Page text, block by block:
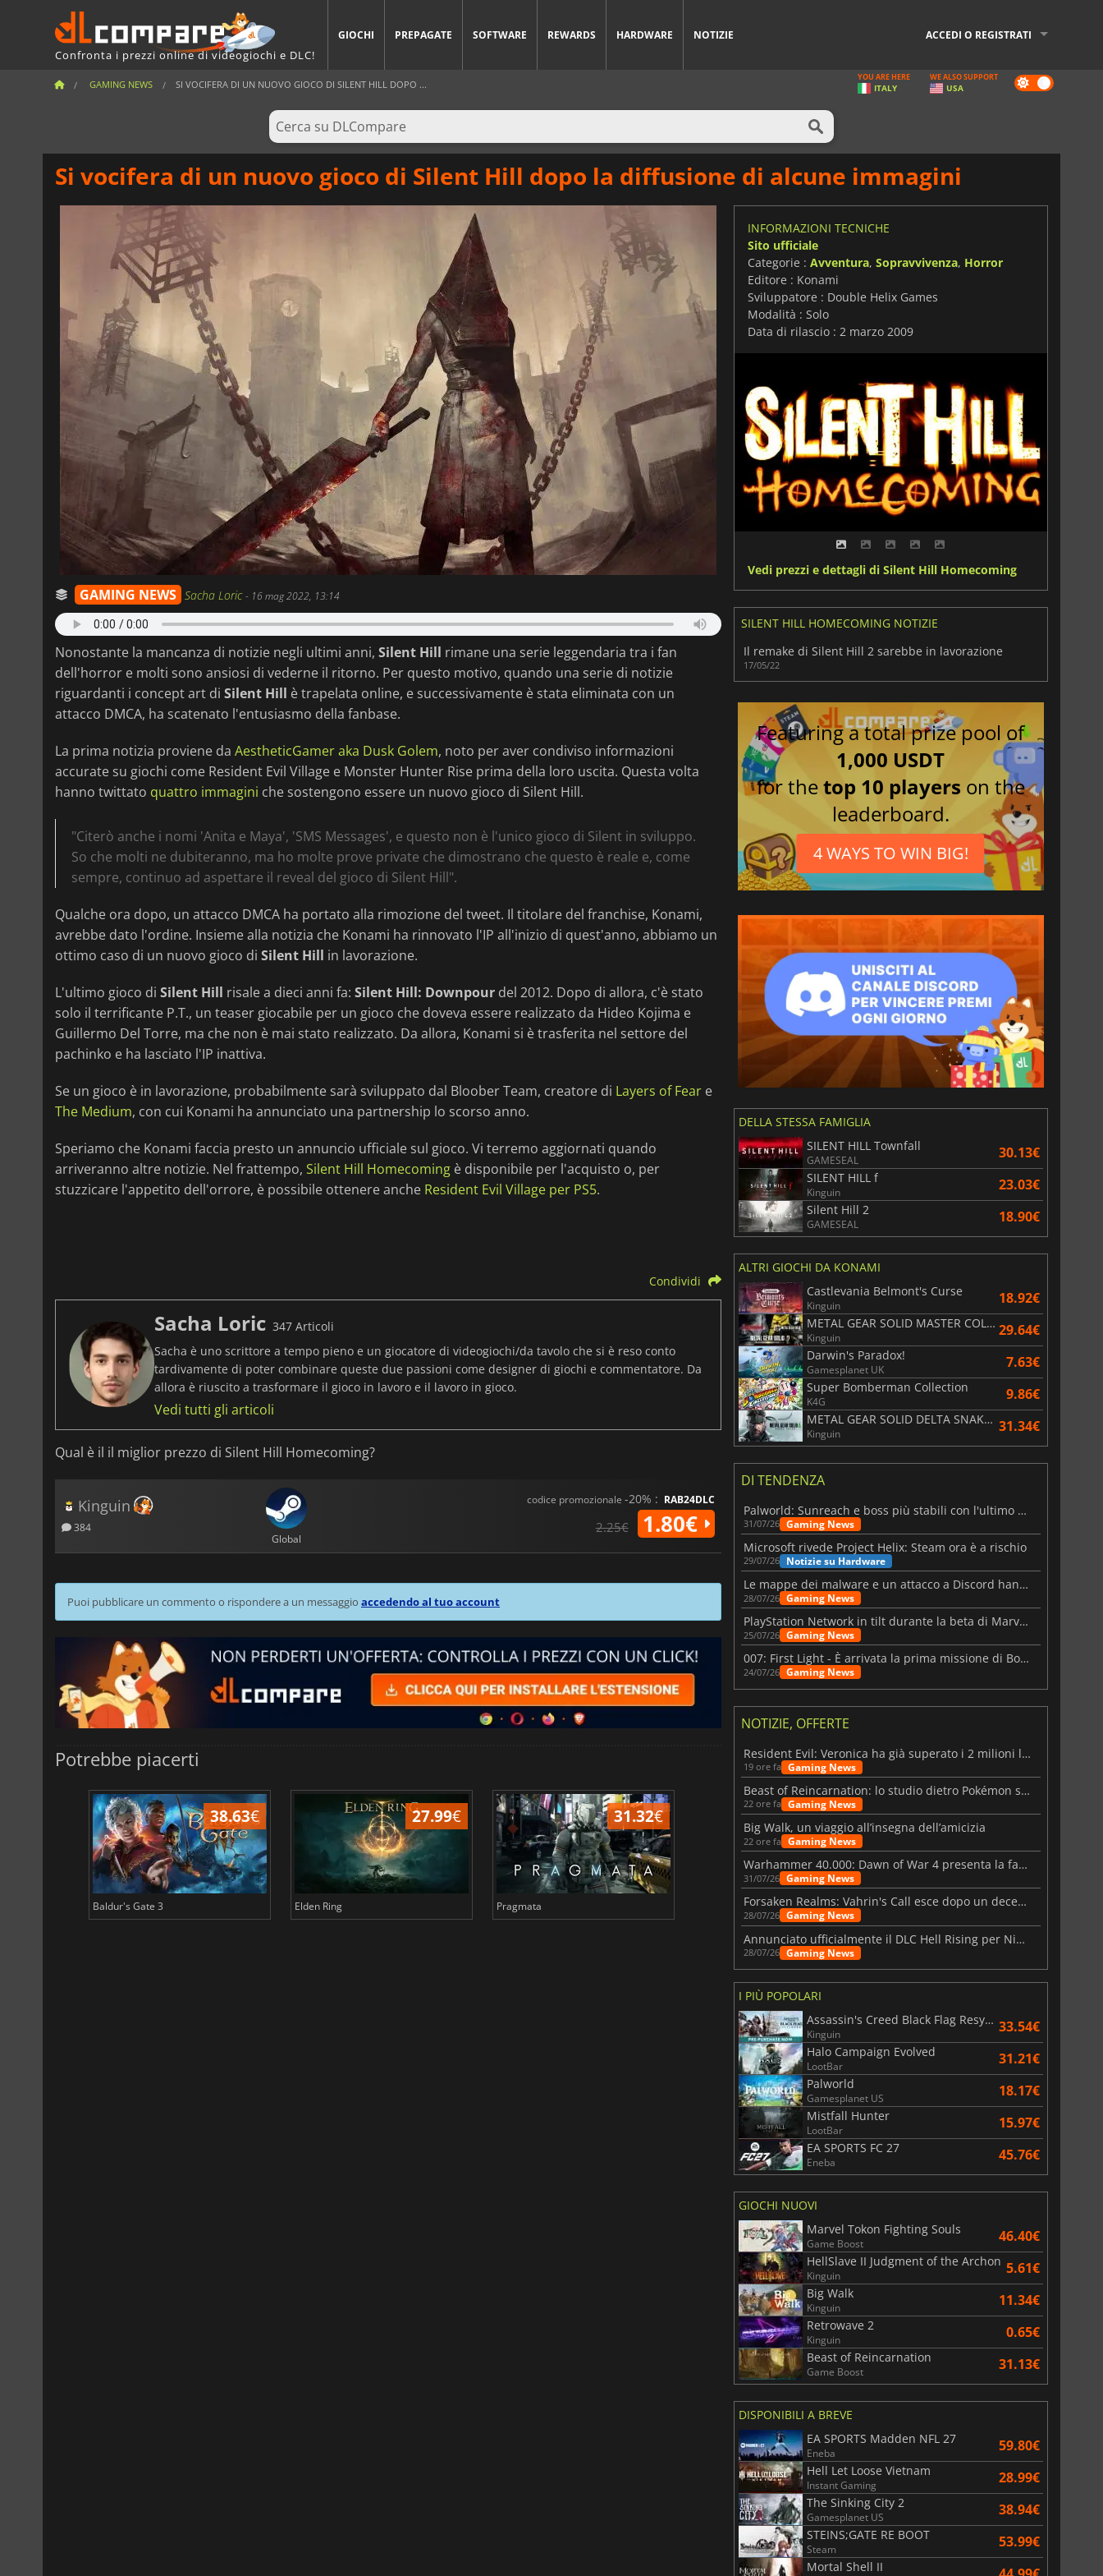
Confronta i prezzi online di videogiochi e DLC!
GIOCHI PREPAGATE SOFTWARE REWARDS HARDWARE NOTIZIE ACCEDI O REGISTRATI
GAMING NEWS SI VOCIFERA DI UN NUOVO GIOCO DI SILENT HILL DOPO ... Dark
mode
YOU ARE HERE
ITALY
WE ALSO SUPPORT
USA
Si vocifera di un nuovo gioco di Silent Hill dopo la diffusione di alcune immagini
GAMING NEWS Sacha Loric- 16 mag 2022, 13:14
Nonostante la mancanza di notizie negli ultimi anni, Silent Hill rimane una serie leggendaria tra i fan
dell'horror e molti sono ansiosi di vederne il ritorno. Per questo motivo, quando una serie di notizie
riguardanti i concept art di Silent Hill è trapelata online, e successivamente è stata eliminata con un
attacco DMCA, ha scatenato l'entusiasmo della fanbase.
La prima notizia proviene da AestheticGamer aka Dusk Golem, noto per aver condiviso informazioni
accurate su giochi come Resident Evil Village e Monster Hunter Rise prima della loro uscita. Questa volta
hanno twittato quattro immagini che sostengono essere un nuovo gioco di Silent Hill.
"Citerò anche i nomi 'Anita e Maya', 'SMS Messages', e questo non è l'unico gioco di Silent in sviluppo.
So che molti ne dubiteranno, ma ho molte prove private che dimostrano che questo è reale e, come
sempre, continuo ad aspettare il reveal del gioco di Silent Hill".
Qualche ora dopo, un attacco DMCA ha portato alla rimozione del tweet. Il titolare del franchise, Konami,
avrebbe dato l'ordine. Insieme alla notizia che Konami ha rinnovato l'IP all'inizio di quest'anno, abbiamo un
ottimo caso di un nuovo gioco di Silent Hill in lavorazione.
L'ultimo gioco di Silent Hill risale a dieci anni fa: Silent Hill: Downpour del 2012. Dopo di allora, c'è stato
solo il terrificante P.T., un teaser giocabile per un gioco che doveva essere realizzato da Hideo Kojima e
Guillermo Del Torre, ma che non è mai stato realizzato. Da allora, Konami si è trasferita nel settore del
pachinko e ha lasciato l'IP inattiva.
Se un gioco è in lavorazione, probabilmente sarà sviluppato dal Bloober Team, creatore di Layers of Fear e
The Medium, con cui Konami ha annunciato una partnership lo scorso anno.
Speriamo che Konami faccia presto un annuncio ufficiale sul gioco. Vi terremo aggiornati quando
arriveranno altre notizie. Nel frattempo, Silent Hill Homecoming è disponibile per l'acquisto o, per
stuzzicare l'appetito dell'orrore, è possibile ottenere anche Resident Evil Village per PS5.
Condividi
Sacha Loric 347 Articoli
Sacha è uno scrittore a tempo pieno e un giocatore di videogiochi/da tavolo che si è reso conto
tardivamente di poter combinare queste due passioni come designer di giochi e commentatore. Da
allora è riuscito a trasformare il gioco in lavoro e il lavoro in gioco.
Vedi tutti gli articoli
Qual è il il miglior prezzo di Silent Hill Homecoming?
Kinguin
384
Global
codice promozionale -20% : RAB24DLC
2.25€ 1.80€
Puoi pubblicare un commento o rispondere a un messaggio accedendo al tuo account
Potrebbe piacerti
38.63€
Baldur's Gate 3
27.99€
Elden Ring
31.32€
Pragmata
6.75€
Total War WARHAMMER 3
15.48
Lies Of P
INFORMAZIONI TECNICHE
Sito ufficiale
Categorie : Avventura, Sopravvivenza, Horror
Editore : Konami
Sviluppatore : Double Helix Games
Modalità : Solo
Data di rilascio : 2 marzo 2009
Vedi prezzi e dettagli di Silent Hill Homecoming
SILENT HILL HOMECOMING NOTIZIE
Il remake di Silent Hill 2 sarebbe in lavorazione
17/05/22
Featuring a total prize pool of
1,000 USDT
for thetop 10 players on the
leaderboard.
4 WAYS TO WIN BIG!
DELLA STESSA FAMIGLIA
SILENT HILL Townfall
GAMESEAL 30.13€
SILENT HILL f
Kinguin 23.03€
Silent Hill 2
GAMESEAL 18.90€
ALTRI GIOCHI DA KONAMI
Castlevania Belmont's Curse
Kinguin 18.92€
METAL GEAR SOLID MASTER COLLECTION Vol.2
Kinguin 29.64€
Darwin's Paradox!
Gamesplanet UK 7.63€
Super Bomberman Collection
K4G 9.86€
METAL GEAR SOLID DELTA SNAKE EATER
Kinguin 31.34€
DI TENDENZA
Palworld: Sunreach e boss più stabili con l'ultimo update
31/07/26 Gaming News
Microsoft rivede Project Helix: Steam ora è a rischio
29/07/26 Notizie su Hardware
Le mappe dei malware e un attacco a Discord hanno colpito Meccha Chameleon
28/07/26 Gaming News
PlayStation Network in tilt durante la beta di Marvel Tōkon
25/07/26 Gaming News
007: First Light - È arrivata la prima missione di Bond dopo il lancio
24/07/26 Gaming News
NOTIZIE, OFFERTE
Resident Evil: Veronica ha già superato i 2 milioni liste dei desideri
19 ore fa Gaming News
Beast of Reincarnation: lo studio dietro Pokémon su una nuova strada
22 ore fa Gaming News
Big Walk, un viaggio all’insegna dell’amicizia
22 ore fa Gaming News
Warhammer 40.000: Dawn of War 4 presenta la fazione dei Necron
31/07/26 Gaming News
Forsaken Realms: Vahrin's Call esce dopo un decennio di sviluppo
28/07/26 Gaming News
Annunciato ufficialmente il DLC Hell Rising per Nioh 3
28/07/26 Gaming News
I PIÙ POPOLARI
Assassin's Creed Black Flag Resynced
Kinguin 33.54€
Halo Campaign Evolved
LootBar 31.21€
Palworld
Gamesplanet US 18.17€
Mistfall Hunter
LootBar 15.97€
EA SPORTS FC 27
Eneba 45.76€
GIOCHI NUOVI
Marvel Tokon Fighting Souls
Game Boost 46.40€
HellSlave II Judgment of the Archon
Kinguin 5.61€
Big Walk
Kinguin 11.34€
Retrowave 2
Kinguin 0.65€
Beast of Reincarnation
Game Boost 31.13€
DISPONIBILI A BREVE
EA SPORTS Madden NFL 27
Eneba 59.80€
Hell Let Loose Vietnam
Instant Gaming 28.99€
The Sinking City 2
Gamesplanet US 38.94€
STEINS;GATE RE BOOT
Steam 53.99€
Mortal Shell II